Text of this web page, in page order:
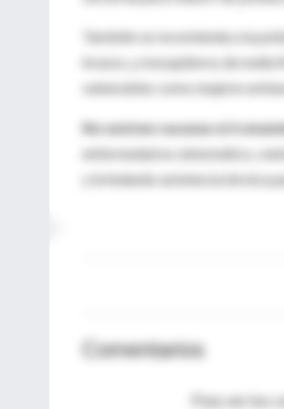
También se recomienda a la
brazos, y mosquiteros de
vulnerables como mujeres
No existen vacunas ni
enfermedad es sintomático,
y brindando asistencia técnica
Comentarios
Para ver los